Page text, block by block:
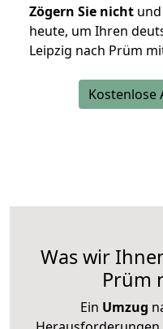
Zögern Sie nicht
heute, um Ihren
Leipzig nach Prüm
Kostenlose
Was wir
Prüm
Ein Umzug